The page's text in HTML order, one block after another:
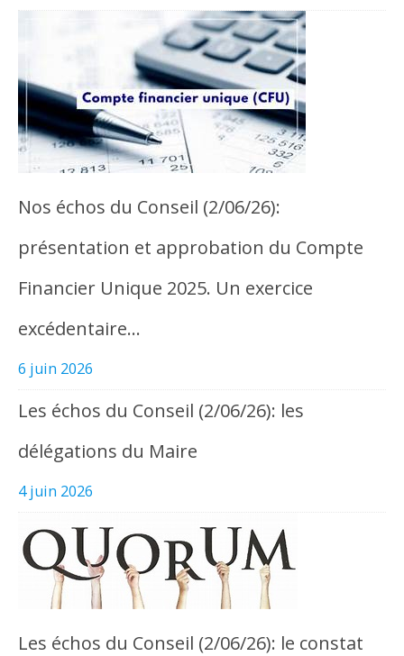
Nos échos du Conseil (2/06/26):
présentation et approbation du Compte
Financier Unique 2025. Un exercice
excédentaire…
6 juin 2026
Les échos du Conseil (2/06/26): les
délégations du Maire
4 juin 2026
Les échos du Conseil (2/06/26): le constat